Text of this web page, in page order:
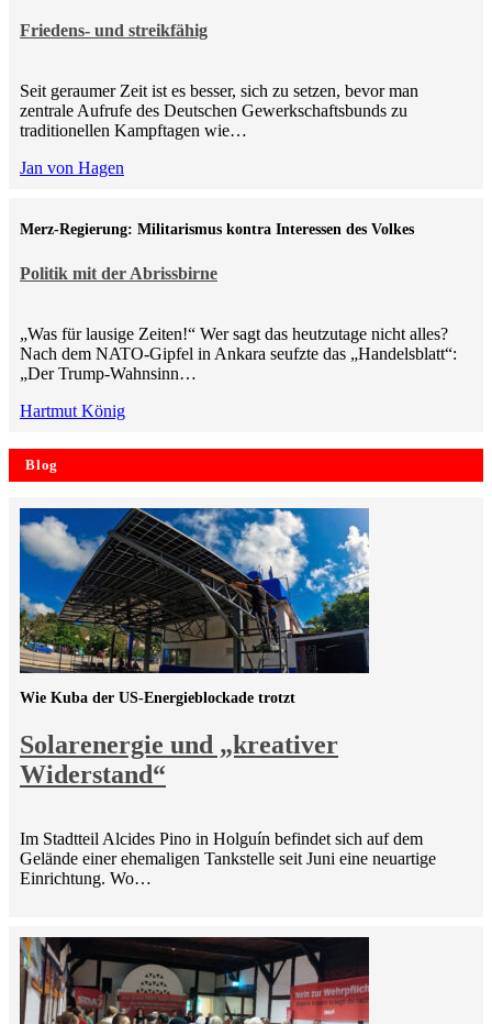
Friedens- und streikfähig
Seit geraumer Zeit ist es besser, sich zu setzen, bevor man
zentrale Aufrufe des Deutschen Gewerkschaftsbunds zu
traditionellen Kampftagen wie…
Jan von Hagen
Politik mit der Abrissbirne
Merz-Regierung: Militarismus kontra Inte­ressen des Volkes
„Was für lausige Zeiten!“ Wer sagt das heutzutage nicht alles?
Nach dem NATO-Gipfel in Ankara seufzte das „Handelsblatt“:
„Der Trump-Wahnsinn…
Hartmut König
Blog
Solarenergie und „kreativer
Widerstand“
Wie Kuba der US-Energieblockade trotzt
Im Stadtteil Alcides Pino in Holguín befindet sich auf dem
Gelände einer ehemaligen Tankstelle seit Juni eine neuartige
Einrichtung. Wo…